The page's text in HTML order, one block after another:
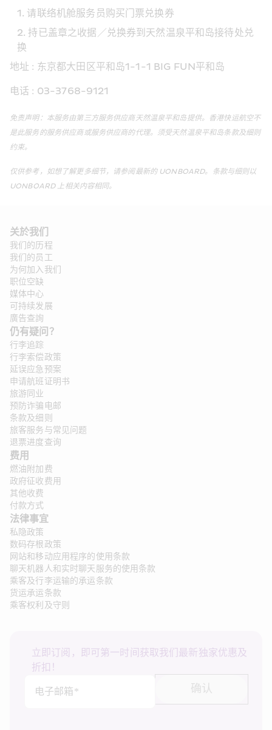
请联络机舱服务员购买门票兑换券
持已盖章之收据／兑换券到天然温泉平和岛接待处兑
换
地址 : 东京都大田区平和岛1-1-1 BIG FUN平和岛
电话 : 03-3768-9121
免责声明：本服务由第三方服务供应商天然温泉平和岛提供。香港快运航空不
是此服务的服务供应商或服务供应商的代理。须受天然温泉平和岛条款及细则
约束。
仅供参考，如想了解更多细节，请参阅最新的 UONBOARD。条款与细则以
UONBOARD 上相关内容相同。
关於我们
我们的历程
我们的员工
为何加入我们
职位空缺
媒体中心
可持续发展
廣告查詢
仍有疑问？
行李追踪
行李索偿政策
延误应急预案
申请航班证明书
旅游同业
预防诈骗电邮
条款及细则
旅客服务与常见问题
退票进度查询
费用
燃油附加费
政府征收费用
其他收费
付款方式
法律事宜
私隐政策
数码存根政策
网站和移动应用程序的使用条款
聊天机器人和实时聊天服务的使用条款
乘客及行李运输的承运条款
货运承运条款
乘客权利及守则
立即订阅，即可第一时间获取我们最新独家优惠及
折扣！
电子邮箱*
确认